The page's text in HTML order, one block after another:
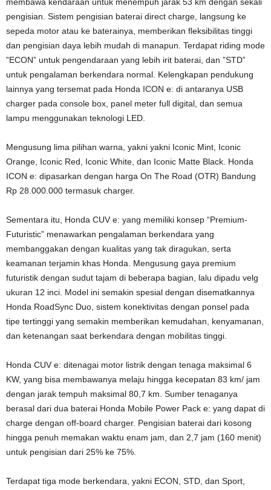
pengisian. Sistem pengisian baterai direct charge, langsung ke
sepeda motor atau ke baterainya, memberikan fleksibilitas tinggi
dan pengisian daya lebih mudah di manapun. Terdapat riding mode
”ECON” untuk pengendaraan yang lebih irit baterai, dan ”STD”
untuk pengalaman berkendara normal. Kelengkapan pendukung
lainnya yang tersemat pada Honda ICON e: di antaranya USB
charger pada console box, panel meter full digital, dan semua
lampu menggunakan teknologi LED.
Mengusung lima pilihan warna, yakni yakni Iconic Mint, Iconic
Orange, Iconic Red, Iconic White, dan Iconic Matte Black. Honda
ICON e: dipasarkan dengan harga On The Road (OTR) Bandung
Rp 28.000.000 termasuk charger.
Sementara itu, Honda CUV e: yang memiliki konsep “Premium-
Futuristic” menawarkan pengalaman berkendara yang
membanggakan dengan kualitas yang tak diragukan, serta
keamanan terjamin khas Honda. Mengusung gaya premium
futuristik dengan sudut tajam di beberapa bagian, lalu dipadu velg
ukuran 12 inci. Model ini semakin spesial dengan disematkannya
Honda RoadSync Duo, sistem konektivitas dengan ponsel pada
tipe tertinggi yang semakin memberikan kemudahan, kenyamanan,
dan ketenangan saat berkendara dengan mobilitas tinggi.
Honda CUV e: ditenagai motor listrik dengan tenaga maksimal 6
KW, yang bisa membawanya melaju hingga kecepatan 83 km/ jam
dengan jarak tempuh maksimal 80,7 km. Sumber tenaganya
berasal dari dua baterai Honda Mobile Power Pack e: yang dapat di
charge dengan off-board charger. Pengisian baterai dari kosong
hingga penuh memakan waktu enam jam, dan 2,7 jam (160 menit)
untuk pengisian dari 25% ke 75%.
Terdapat tiga mode berkendara, yakni ECON, STD, dan Sport,